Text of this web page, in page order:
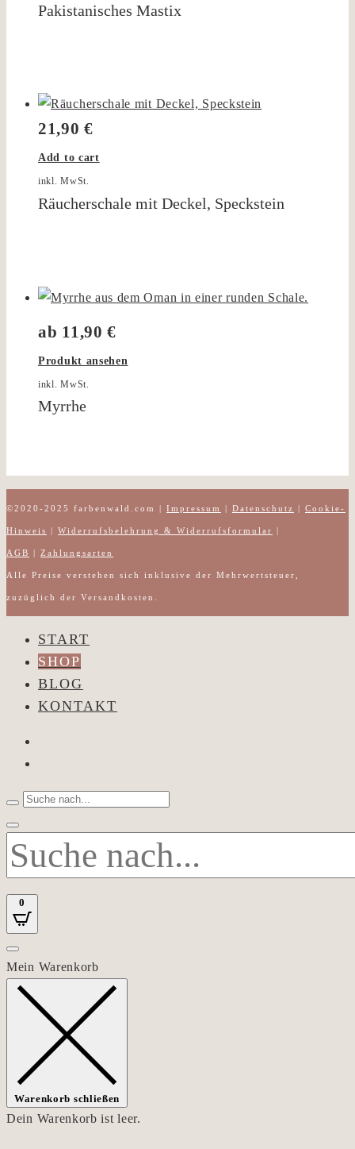
Pakistanisches Mastix
21,90€
Add to cart
inkl. MwSt.
Räucherschale mit Deckel, Speckstein
ab 11,90€
Produkt ansehen
inkl. MwSt.
Myrrhe
©2020-2025 farbenwald.com | Impressum | Datenschutz | Cookie-
Hinweis | Widerrufsbelehrung & Widerrufsformular |
AGB | Zahlungsarten
Alle Preise verstehen sich inklusive der Mehrwertsteuer,
zuzüglich der Versandkosten.
START
SHOP
BLOG
KONTAKT
0
Mein Warenkorb
Warenkorb schließen
Dein Warenkorb ist leer.